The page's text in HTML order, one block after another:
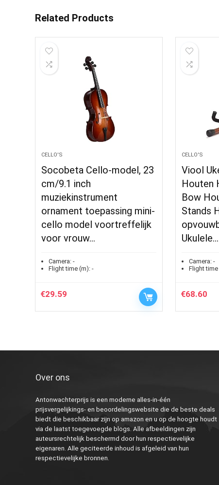
Related Products
CELLO'S
Socobeta Cello-model, 23
cm/9.1 inch
muziekinstrument
ornament toepassing mini-
cello model voortreffelijk
voor vrouw…
Camera: -
Flight time (m): -
€29.59
CELLO'S
Viool
Houten
Bow
Stands
Ukulele…
Camera:-
Flight time
€68.60
Over ons
Antonwachterprijs is een moderne alles-in-één
prijsvergelijkings- en beoordelingswebsite die de beste deals
biedt die beschikbaar zijn op amazon en u op de hoogte houdt
via de laatst toegevoegde blogs. Alle afbeeldingen zijn
auteursrechtelijk beschermd door hun respectievelijke
eigenaren. Alle geciteerde inhoud is afgeleid van hun
respectievelijke bronnen.